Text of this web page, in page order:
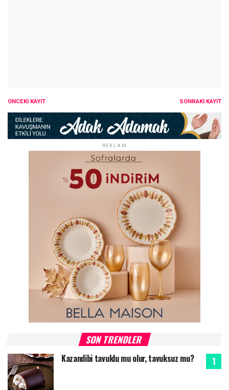
SONRAKI KAYIT
ÖNCEKI KAYIT
REKLAM
SON TRENDLER
Kazandibi tavuklu mu olur, tavuksuz mu?